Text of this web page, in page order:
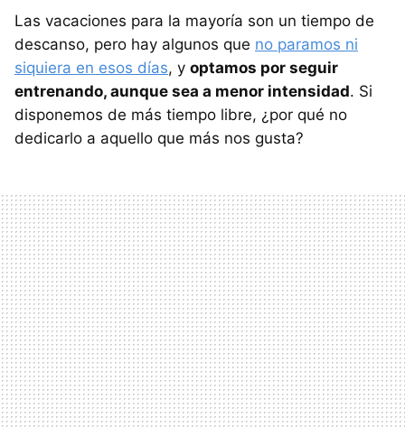
Las vacaciones para la mayoría son un tiempo de
descanso, pero hay algunos que no paramos ni
siquiera en esos días, y optamos por seguir
entrenando, aunque sea a menor intensidad. Si
disponemos de más tiempo libre, ¿por qué no
dedicarlo a aquello que más nos gusta?